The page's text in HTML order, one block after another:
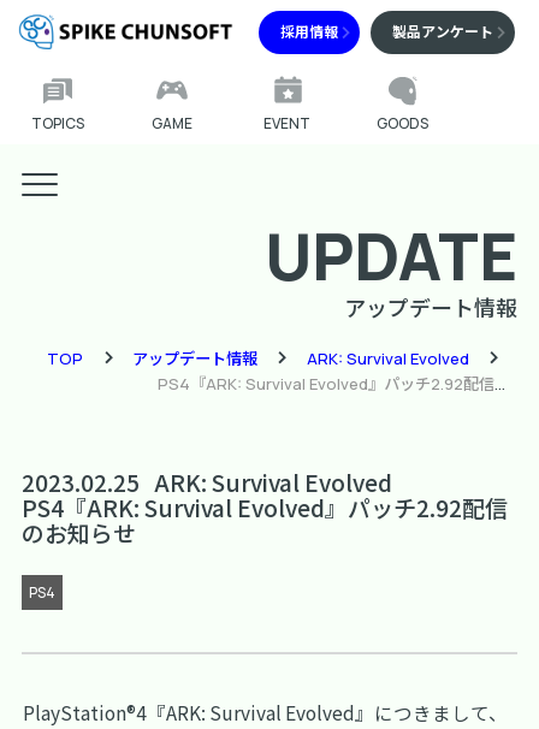
採用情報 製品アンケート
TOPICS GAME EVENT GOODS
UPDATE
アップデート情報
TOP アップデート情報
ARK: Survival Evolved
PS4『ARK: Survival Evolved』パッチ2.92配信のお知らせ
2023.02.25 ARK: Survival Evolved
PS4『ARK: Survival Evolved』パッチ2.92配信
のお知らせ
PS4
PlayStation®4『ARK: Survival Evolved』につきまして、